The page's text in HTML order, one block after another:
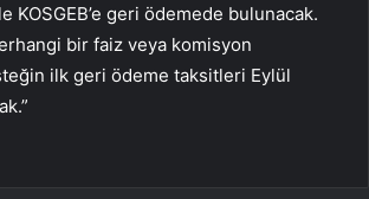
KOSGEB’e geri ödemede bulunacak.
bir faiz veya komisyon
ilk geri ödeme taksitleri Eylül